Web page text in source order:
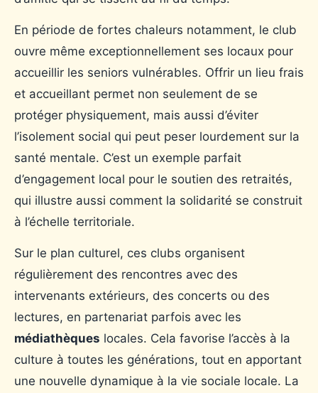
En période de fortes chaleurs notamment, le club
ouvre même exceptionnellement ses locaux pour
accueillir les seniors vulnérables. Offrir un lieu frais
et accueillant permet non seulement de se
protéger physiquement, mais aussi d’éviter
l’isolement social qui peut peser lourdement sur la
santé mentale. C’est un exemple parfait
d’engagement local pour le soutien des retraités,
qui illustre aussi comment la solidarité se construit
à l’échelle territoriale.
Sur le plan culturel, ces clubs organisent
régulièrement des rencontres avec des
intervenants extérieurs, des concerts ou des
lectures, en partenariat parfois avec les
médiathèques locales. Cela favorise l’accès à la
culture à toutes les générations, tout en apportant
une nouvelle dynamique à la vie sociale locale. La